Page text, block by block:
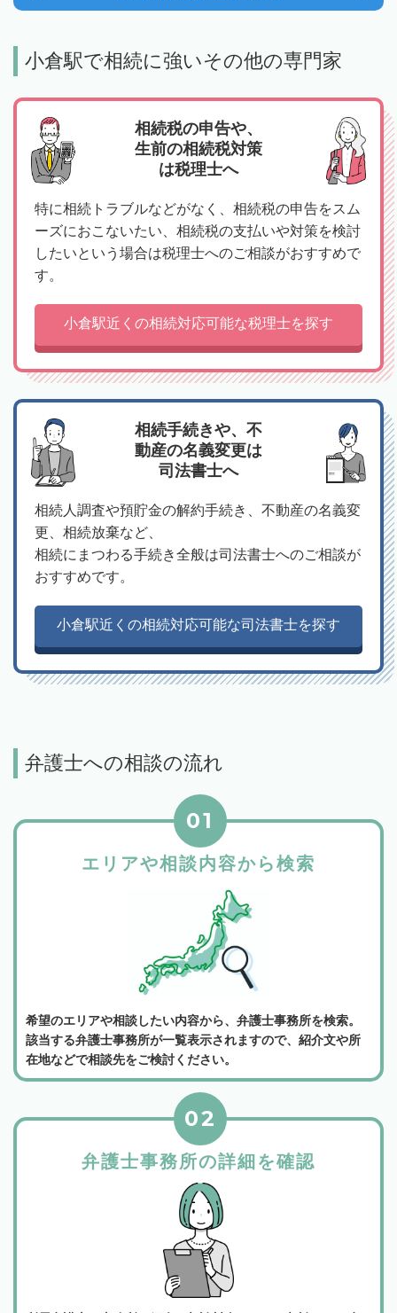
小倉駅で相続に強いその他の専門家
相続税の申告や、
生前の相続税対策
は税理士へ
特に相続トラブルなどがなく、相続税の申告をスム
ーズにおこないたい、相続税の支払いや対策を検討
したいという場合は税理士へのご相談がおすすめで
す。
小倉駅近くの相続対応可能な税理士を探す
相続手続きや、不
動産の名義変更は
司法書士へ
相続人調査や預貯金の解約手続き、不動産の名義変
更、相続放棄など、
相続にまつわる手続き全般は司法書士へのご相談が
おすすめです。
小倉駅近くの相続対応可能な司法書士を探す
弁護士への相談の流れ
エリアや相談内容から検索
01
希望のエリアや相談したい内容から、弁護士事務所を検索。
該当する弁護士事務所が一覧表示されますので、紹介文や所
在地などで相談先をご検討ください。
弁護士事務所の詳細を確認
02